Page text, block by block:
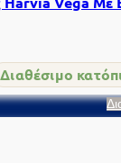
Διαθέσιμο